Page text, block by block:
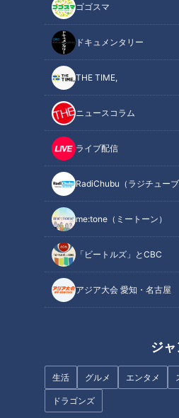
ゴゴスマ
ドキュメンタリー
THE TIME,
ニュースコラム
ライブ配信
RadiChubu（ラジチューブ
me:tone（ミートーン）
「ビートルズ」とCBC
アジア大会 愛知・名古屋
ジ
生活 グルメ エンタメ
ドラゴンズ
関連リンク
日放送）【３分クッ
材料（2人分）
作り方
オススメ関連コンテンツ
材料（2人分）
パン(カンパーニュなど) 2枚
むきえび 8～10尾(180g)
(塩小さじ1/4 白ワイン小さじ1)
玉ねぎ 1/4個(50g)
にんにく 1/2かけ
イタリアンパセリのみじん切り
レモン 適量